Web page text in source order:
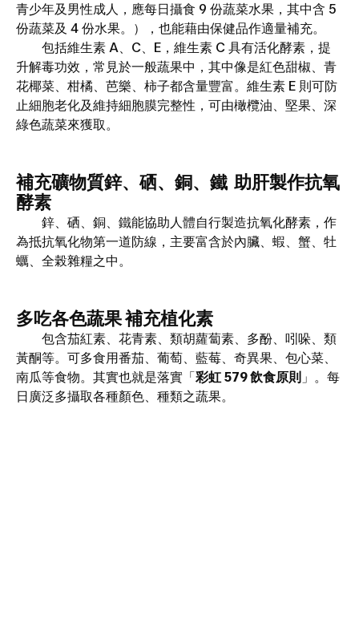
青少年及男性成人，應每日攝食 9 份蔬菜水果，其中含 5
份蔬菜及 4 份水果。），也能藉由保健品作適量補充。
包括維生素 A、C、E，維生素 C 具有活化酵素，提
升解毒功效，常見於一般蔬果中，其中像是紅色甜椒、青
花椰菜、柑橘、芭樂、柿子都含量豐富。維生素 E 則可防
止細胞老化及維持細胞膜完整性，可由橄欖油、堅果、深
綠色蔬菜來獲取。
補充礦物質鋅、硒、銅、鐵 助肝製作抗氧
酵素
鋅、硒、銅、鐵能協助人體自行製造抗氧化酵素，作
為抵抗氧化物第一道防線，主要富含於內臟、蝦、蟹、牡
蠣、全榖雜糧之中。
多吃各色蔬果 補充植化素
包含茄紅素、花青素、類胡蘿蔔素、多酚、吲哚、類
黃酮等。可多食用番茄、葡萄、藍莓、奇異果、包心菜、
南瓜等食物。其實也就是落實「彩虹 579 飲食原則 」。每
日廣泛多攝取各種顏色、種類之蔬果。